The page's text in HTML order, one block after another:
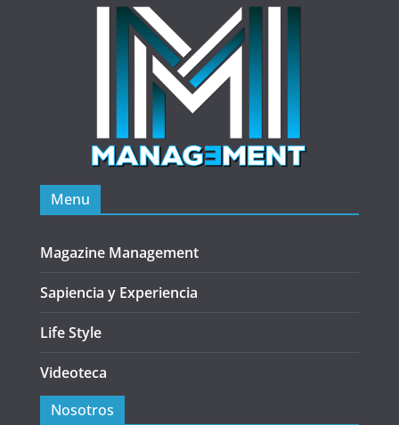
Menu
Magazine Management
Sapiencia y Experiencia
Life Style
Videoteca
Nosotros